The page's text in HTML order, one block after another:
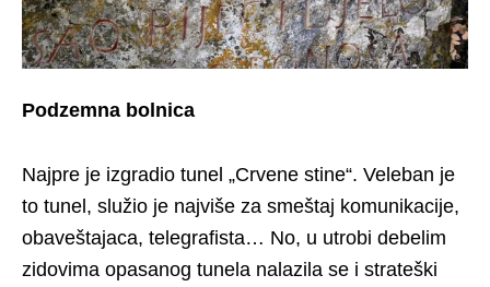
Podzemna bolnica
Najpre je izgradio tunel „Crvene stine“. Veleban je
to tunel, služio je najviše za smeštaj komunikacije,
obaveštajaca, telegrafista… No, u utrobi debelim
zidovima opasanog tunela nalazila se i strateški